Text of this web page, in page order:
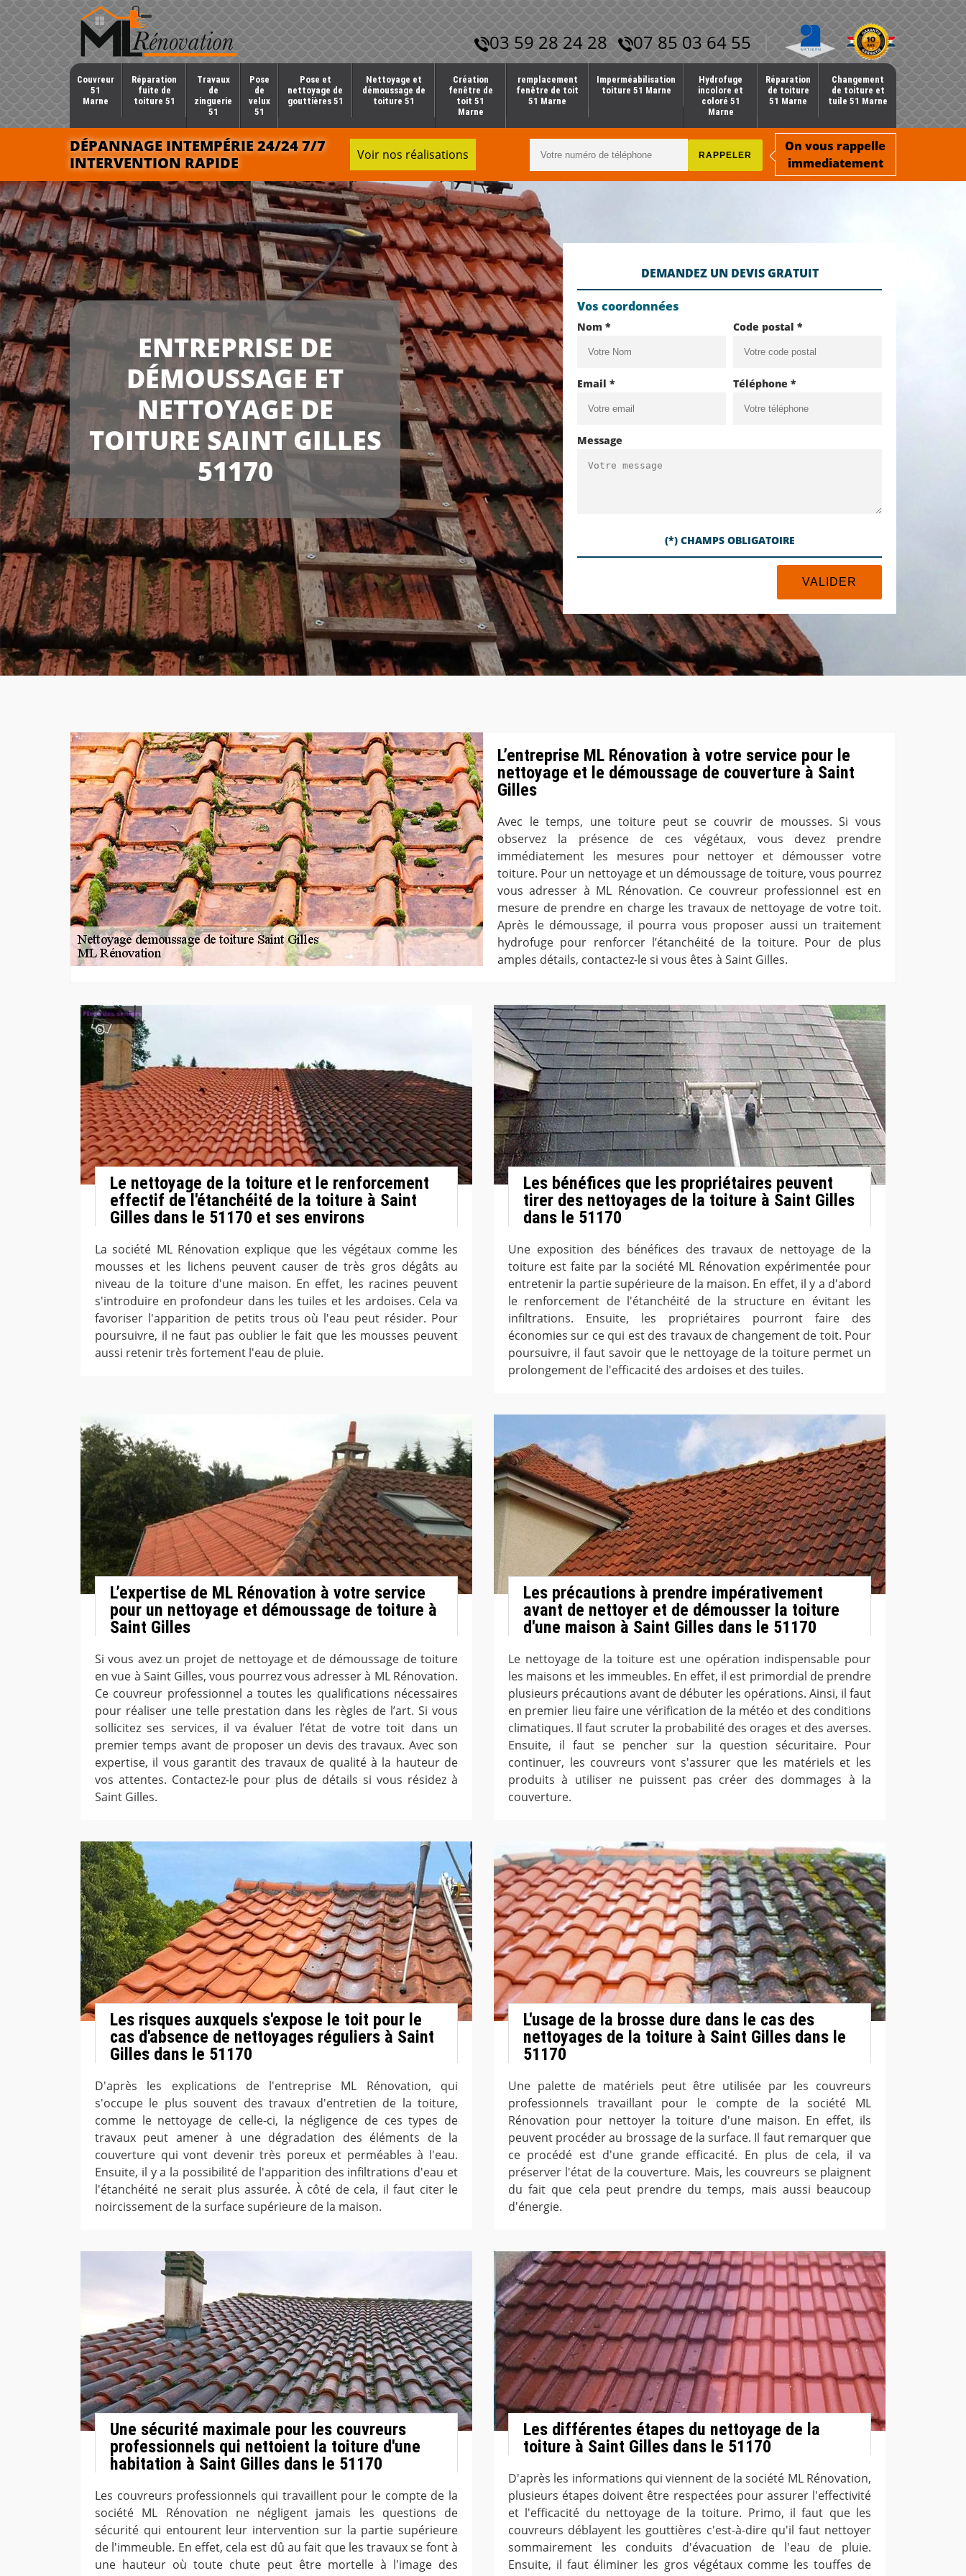
03 59 28 24 28 07 85 03 64 55
Couvreur
51
Marne
Réparation
fuite de
toiture 51
Travaux
de
zinguerie
51
Pose
de
velux
51
Pose et
nettoyage de
gouttières 51
Nettoyage et
démoussage de
toiture 51
Création
fenêtre de
toit 51
Marne
remplacement
fenêtre de toit
51 Marne
Imperméabilisation
toiture 51 Marne
Hydrofuge
incolore et
coloré 51
Marne
Réparation
de toiture
51 Marne
Changement
de toiture et
tuile 51 Marne
DÉPANNAGE INTEMPÉRIE 24/24 7/7
INTERVENTION RAPIDE
Voir nos réalisations
On vous rappelle
immediatement
ENTREPRISE DE
DÉMOUSSAGE ET
NETTOYAGE DE
TOITURE SAINT GILLES
51170
DEMANDEZ UN DEVIS GRATUIT
Vos coordonnées
Nom * Code postal *
Email * Téléphone *
Message
(*) CHAMPS OBLIGATOIRE
L’entreprise ML Rénovation à votre service pour le
nettoyage et le démoussage de couverture à Saint
Gilles
Avec le temps, une toiture peut se couvrir de mousses. Si vous
observez la présence de ces végétaux, vous devez prendre
immédiatement les mesures pour nettoyer et démousser votre
toiture. Pour un nettoyage et un démoussage de toiture, vous pourrez
vous adresser à ML Rénovation. Ce couvreur professionnel est en
mesure de prendre en charge les travaux de nettoyage de votre toit.
Après le démoussage, il pourra vous proposer aussi un traitement
hydrofuge pour renforcer l’étanchéité de la toiture. Pour de plus
amples détails, contactez-le si vous êtes à Saint Gilles.
Le nettoyage de la toiture et le renforcement
effectif de l'étanchéité de la toiture à Saint
Gilles dans le 51170 et ses environs
La société ML Rénovation explique que les végétaux comme les
mousses et les lichens peuvent causer de très gros dégâts au
niveau de la toiture d'une maison. En effet, les racines peuvent
s'introduire en profondeur dans les tuiles et les ardoises. Cela va
favoriser l'apparition de petits trous où l'eau peut résider. Pour
poursuivre, il ne faut pas oublier le fait que les mousses peuvent
aussi retenir très fortement l'eau de pluie.
Les bénéfices que les propriétaires peuvent
tirer des nettoyages de la toiture à Saint Gilles
dans le 51170
Une exposition des bénéfices des travaux de nettoyage de la
toiture est faite par la société ML Rénovation expérimentée pour
entretenir la partie supérieure de la maison. En effet, il y a d'abord
le renforcement de l'étanchéité de la structure en évitant les
infiltrations. Ensuite, les propriétaires pourront faire des
économies sur ce qui est des travaux de changement de toit. Pour
poursuivre, il faut savoir que le nettoyage de la toiture permet un
prolongement de l'efficacité des ardoises et des tuiles.
L’expertise de ML Rénovation à votre service
pour un nettoyage et démoussage de toiture à
Saint Gilles
Si vous avez un projet de nettoyage et de démoussage de toiture
en vue à Saint Gilles, vous pourrez vous adresser à ML Rénovation.
Ce couvreur professionnel a toutes les qualifications nécessaires
pour réaliser une telle prestation dans les règles de l’art. Si vous
sollicitez ses services, il va évaluer l’état de votre toit dans un
premier temps avant de proposer un devis des travaux. Avec son
expertise, il vous garantit des travaux de qualité à la hauteur de
vos attentes. Contactez-le pour plus de détails si vous résidez à
Saint Gilles.
Les précautions à prendre impérativement
avant de nettoyer et de démousser la toiture
d'une maison à Saint Gilles dans le 51170
Le nettoyage de la toiture est une opération indispensable pour
les maisons et les immeubles. En effet, il est primordial de prendre
plusieurs précautions avant de débuter les opérations. Ainsi, il faut
en premier lieu faire une vérification de la météo et des conditions
climatiques. Il faut scruter la probabilité des orages et des averses.
Ensuite, il faut se pencher sur la question sécuritaire. Pour
continuer, les couvreurs vont s'assurer que les matériels et les
produits à utiliser ne puissent pas créer des dommages à la
couverture.
Les risques auxquels s'expose le toit pour le
cas d'absence de nettoyages réguliers à Saint
Gilles dans le 51170
D'après les explications de l'entreprise ML Rénovation, qui
s'occupe le plus souvent des travaux d'entretien de la toiture,
comme le nettoyage de celle-ci, la négligence de ces types de
travaux peut amener à une dégradation des éléments de la
couverture qui vont devenir très poreux et perméables à l'eau.
Ensuite, il y a la possibilité de l'apparition des infiltrations d'eau et
l'étanchéité ne serait plus assurée. À côté de cela, il faut citer le
noircissement de la surface supérieure de la maison.
L'usage de la brosse dure dans le cas des
nettoyages de la toiture à Saint Gilles dans le
51170
Une palette de matériels peut être utilisée par les couvreurs
professionnels travaillant pour le compte de la société ML
Rénovation pour nettoyer la toiture d'une maison. En effet, ils
peuvent procéder au brossage de la surface. Il faut remarquer que
ce procédé est d'une grande efficacité. En plus de cela, il va
préserver l'état de la couverture. Mais, les couvreurs se plaignent
du fait que cela peut prendre du temps, mais aussi beaucoup
d'énergie.
Une sécurité maximale pour les couvreurs
professionnels qui nettoient la toiture d'une
habitation à Saint Gilles dans le 51170
Les couvreurs professionnels qui travaillent pour le compte de la
société ML Rénovation ne négligent jamais les questions de
sécurité qui entourent leur intervention sur la partie supérieure
de l'immeuble. En effet, cela est dû au fait que les travaux se font à
une hauteur où toute chute peut être mortelle à l'image des
Les différentes étapes du nettoyage de la
toiture à Saint Gilles dans le 51170
D'après les informations qui viennent de la société ML Rénovation,
plusieurs étapes doivent être respectées pour assurer l'effectivité
et l'efficacité du nettoyage de la toiture. Primo, il faut que les
couvreurs déblayent les gouttières c'est-à-dire qu'il faut nettoyer
sommairement les conduits d'évacuation de l'eau de pluie.
Ensuite, il faut éliminer les gros végétaux comme les touffes de